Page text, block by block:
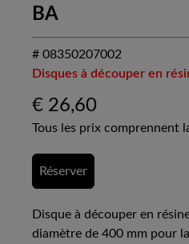
BA
# 08350207002
Disques à découper en
€ 26,60
Tous les prix comprennent
Réserver
Disque à découper en
diamètre de 400 mm pour